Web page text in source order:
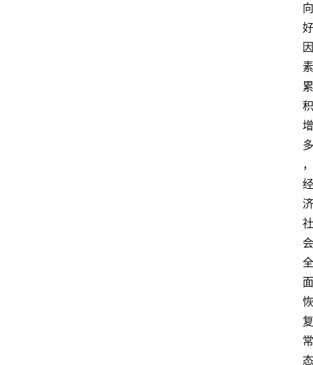
向
好
因
素
累
积
增
多
，
经
济
社
会
全
面
恢
复
常
态